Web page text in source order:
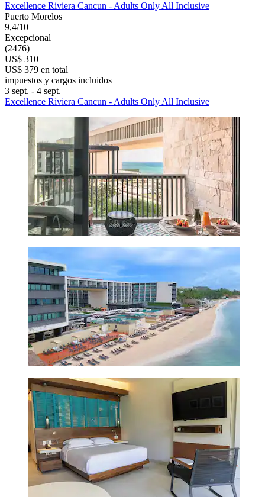
Excellence Riviera Cancun - Adults Only All Inclusive
Puerto Morelos
9,4/10
Excepcional
(2476)
US$ 310
US$ 379 en total
impuestos y cargos incluidos
3 sept. - 4 sept.
Excellence Riviera Cancun - Adults Only All Inclusive